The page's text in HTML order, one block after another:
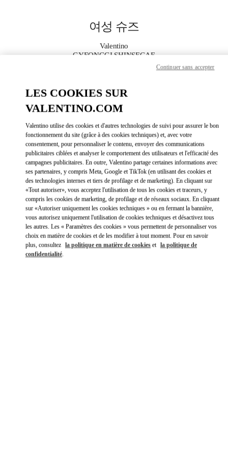
여성 슈즈
Valentino
GYEONGGI SHINSEGAE
자세한 정보
OBTENIR DES DIRECTIONSLINK
Link Opens in New Tab
LES COOKIES SUR
VALENTINO.COM
Valentino utilise des cookies et d'autres technologies de suivi pour assurer le bon
fonctionnement du site (grâce à des cookies techniques) et, avec votre
consentement, pour personnaliser le contenu, envoyer des communications
publicitaires ciblées et analyser le comportement des utilisateurs et l'efficacité des
campagnes publicitaires. En outre, Valentino partage certaines informations avec
ses partenaires, y compris Meta, Google et TikTok (en utilisant des cookies et
des technologies internes et tiers de profilage et de marketing). En cliquant sur
«Tout autoriser», vous acceptez l'utilisation de tous les cookies et traceurs, y
compris les cookies de marketing, de profilage et de réseaux sociaux. En cliquant
sur «Autoriser uniquement les cookies techniques » ou en fermant la bannière,
vous autorisez uniquement l'utilisation de cookies techniques et désactivez tous
les autres. Les « Paramètres des cookies » vous permettent de personnaliser vos
choix en matière de cookies et de les modifier à tout moment. Pour en savoir
plus, consultez la politique en matière de cookies et la politique de
confidentialité.
Continuer sans accepter